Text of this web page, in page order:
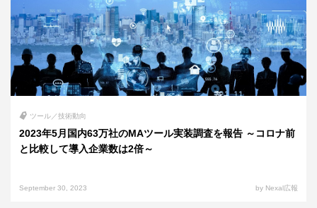
ツール／技術動向
2023年5月国内63万社のMAツール実装調査を報告 ～コロナ前
と比較して導入企業数は2倍～
September 30, 2023 by Nexal広報